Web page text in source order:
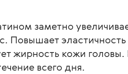
заметно
Повышает
жирность кожи головы.
всего дня.